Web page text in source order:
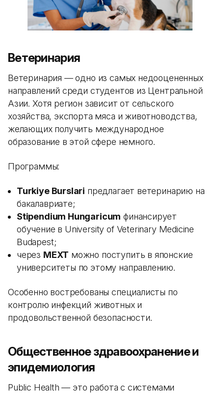
Ветеринария
Ветеринария — одно из самых недооцененных
направлений среди студентов из Центральной
Азии. Хотя регион зависит от сельского
хозяйства, экспорта мяса и животноводства,
желающих получить международное
образование в этой сфере немного.
Программы:
Turkiye Burslari предлагает ветеринарию на
бакалавриате;
Stipendium Hungaricum финансирует
обучение в University of Veterinary Medicine
Budapest;
через MEXT можно поступить в японские
университеты по этому направлению.
Особенно востребованы специалисты по
контролю инфекций животных и
продовольственной безопасности.
Общественное здравоохранение и
эпидемиология
Public Health — это работа с системами